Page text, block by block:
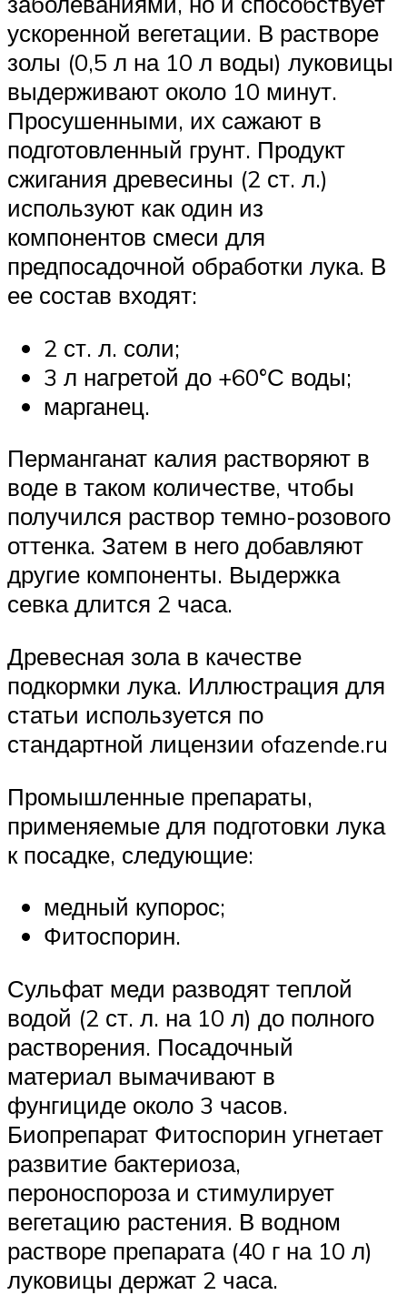
ускоренной вегетации. В растворе
золы (0,5 л на 10 л воды) луковицы
выдерживают около 10 минут.
Просушенными, их сажают в
подготовленный грунт. Продукт
сжигания древесины (2 ст. л.)
используют как один из
компонентов смеси для
предпосадочной обработки лука. В
ее состав входят:
2 ст. л. соли;
3 л нагретой до +60°С воды;
марганец.
Перманганат калия растворяют в
воде в таком количестве, чтобы
получился раствор темно-розового
оттенка. Затем в него добавляют
другие компоненты. Выдержка
севка длится 2 часа.
Древесная зола в качестве
подкормки лука. Иллюстрация для
статьи используется по
стандартной лицензии ofazende.ru
Промышленные препараты,
применяемые для подготовки лука
к посадке, следующие:
медный купорос;
Фитоспорин.
Сульфат меди разводят теплой
водой (2 ст. л. на 10 л) до полного
растворения. Посадочный
материал вымачивают в
фунгициде около 3 часов.
Биопрепарат Фитоспорин угнетает
развитие бактериоза,
пероноспороза и стимулирует
вегетацию растения. В водном
растворе препарата (40 г на 10 л)
луковицы держат 2 часа.